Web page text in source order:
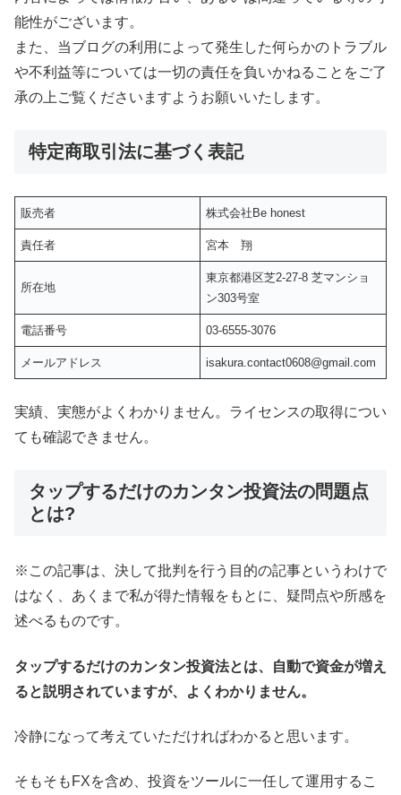
能性がございます。
また、当ブログの利用によって発生した何らかのトラブル
や不利益等については一切の責任を負いかねることをご了
承の上ご覧くださいますようお願いいたします。
特定商取引法に基づく表記
販売者 株式会社Be honest
責任者 宮本 翔
所在地
東京都港区芝2-27-8 芝マンショ
ン303号室
電話番号 03-6555-3076
メールアドレス isakura.contact0608@gmail.com
実績、実態がよくわかりません。ライセンスの取得につい
ても確認できません。
タップするだけのカンタン投資法の問題点
とは?
※この記事は、決して批判を行う目的の記事というわけで
はなく、あくまで私が得た情報をもとに、疑問点や所感を
述べるものです。
タップするだけのカンタン投資法とは、自動で資金が増え
ると説明されていますが、よくわかりません。
冷静になって考えていただければわかると思います。
そもそもFXを含め、投資をツールに一任して運用するこ